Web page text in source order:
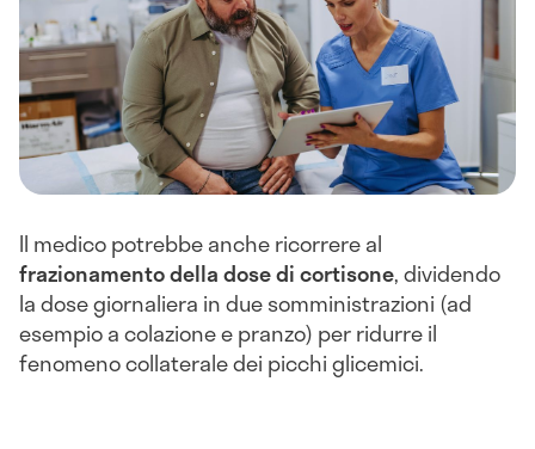
Il medico potrebbe anche ricorrere al
frazionamento della dose di cortisone, dividendo
la dose giornaliera in due somministrazioni (ad
esempio a colazione e pranzo) per ridurre il
fenomeno collaterale dei picchi glicemici.